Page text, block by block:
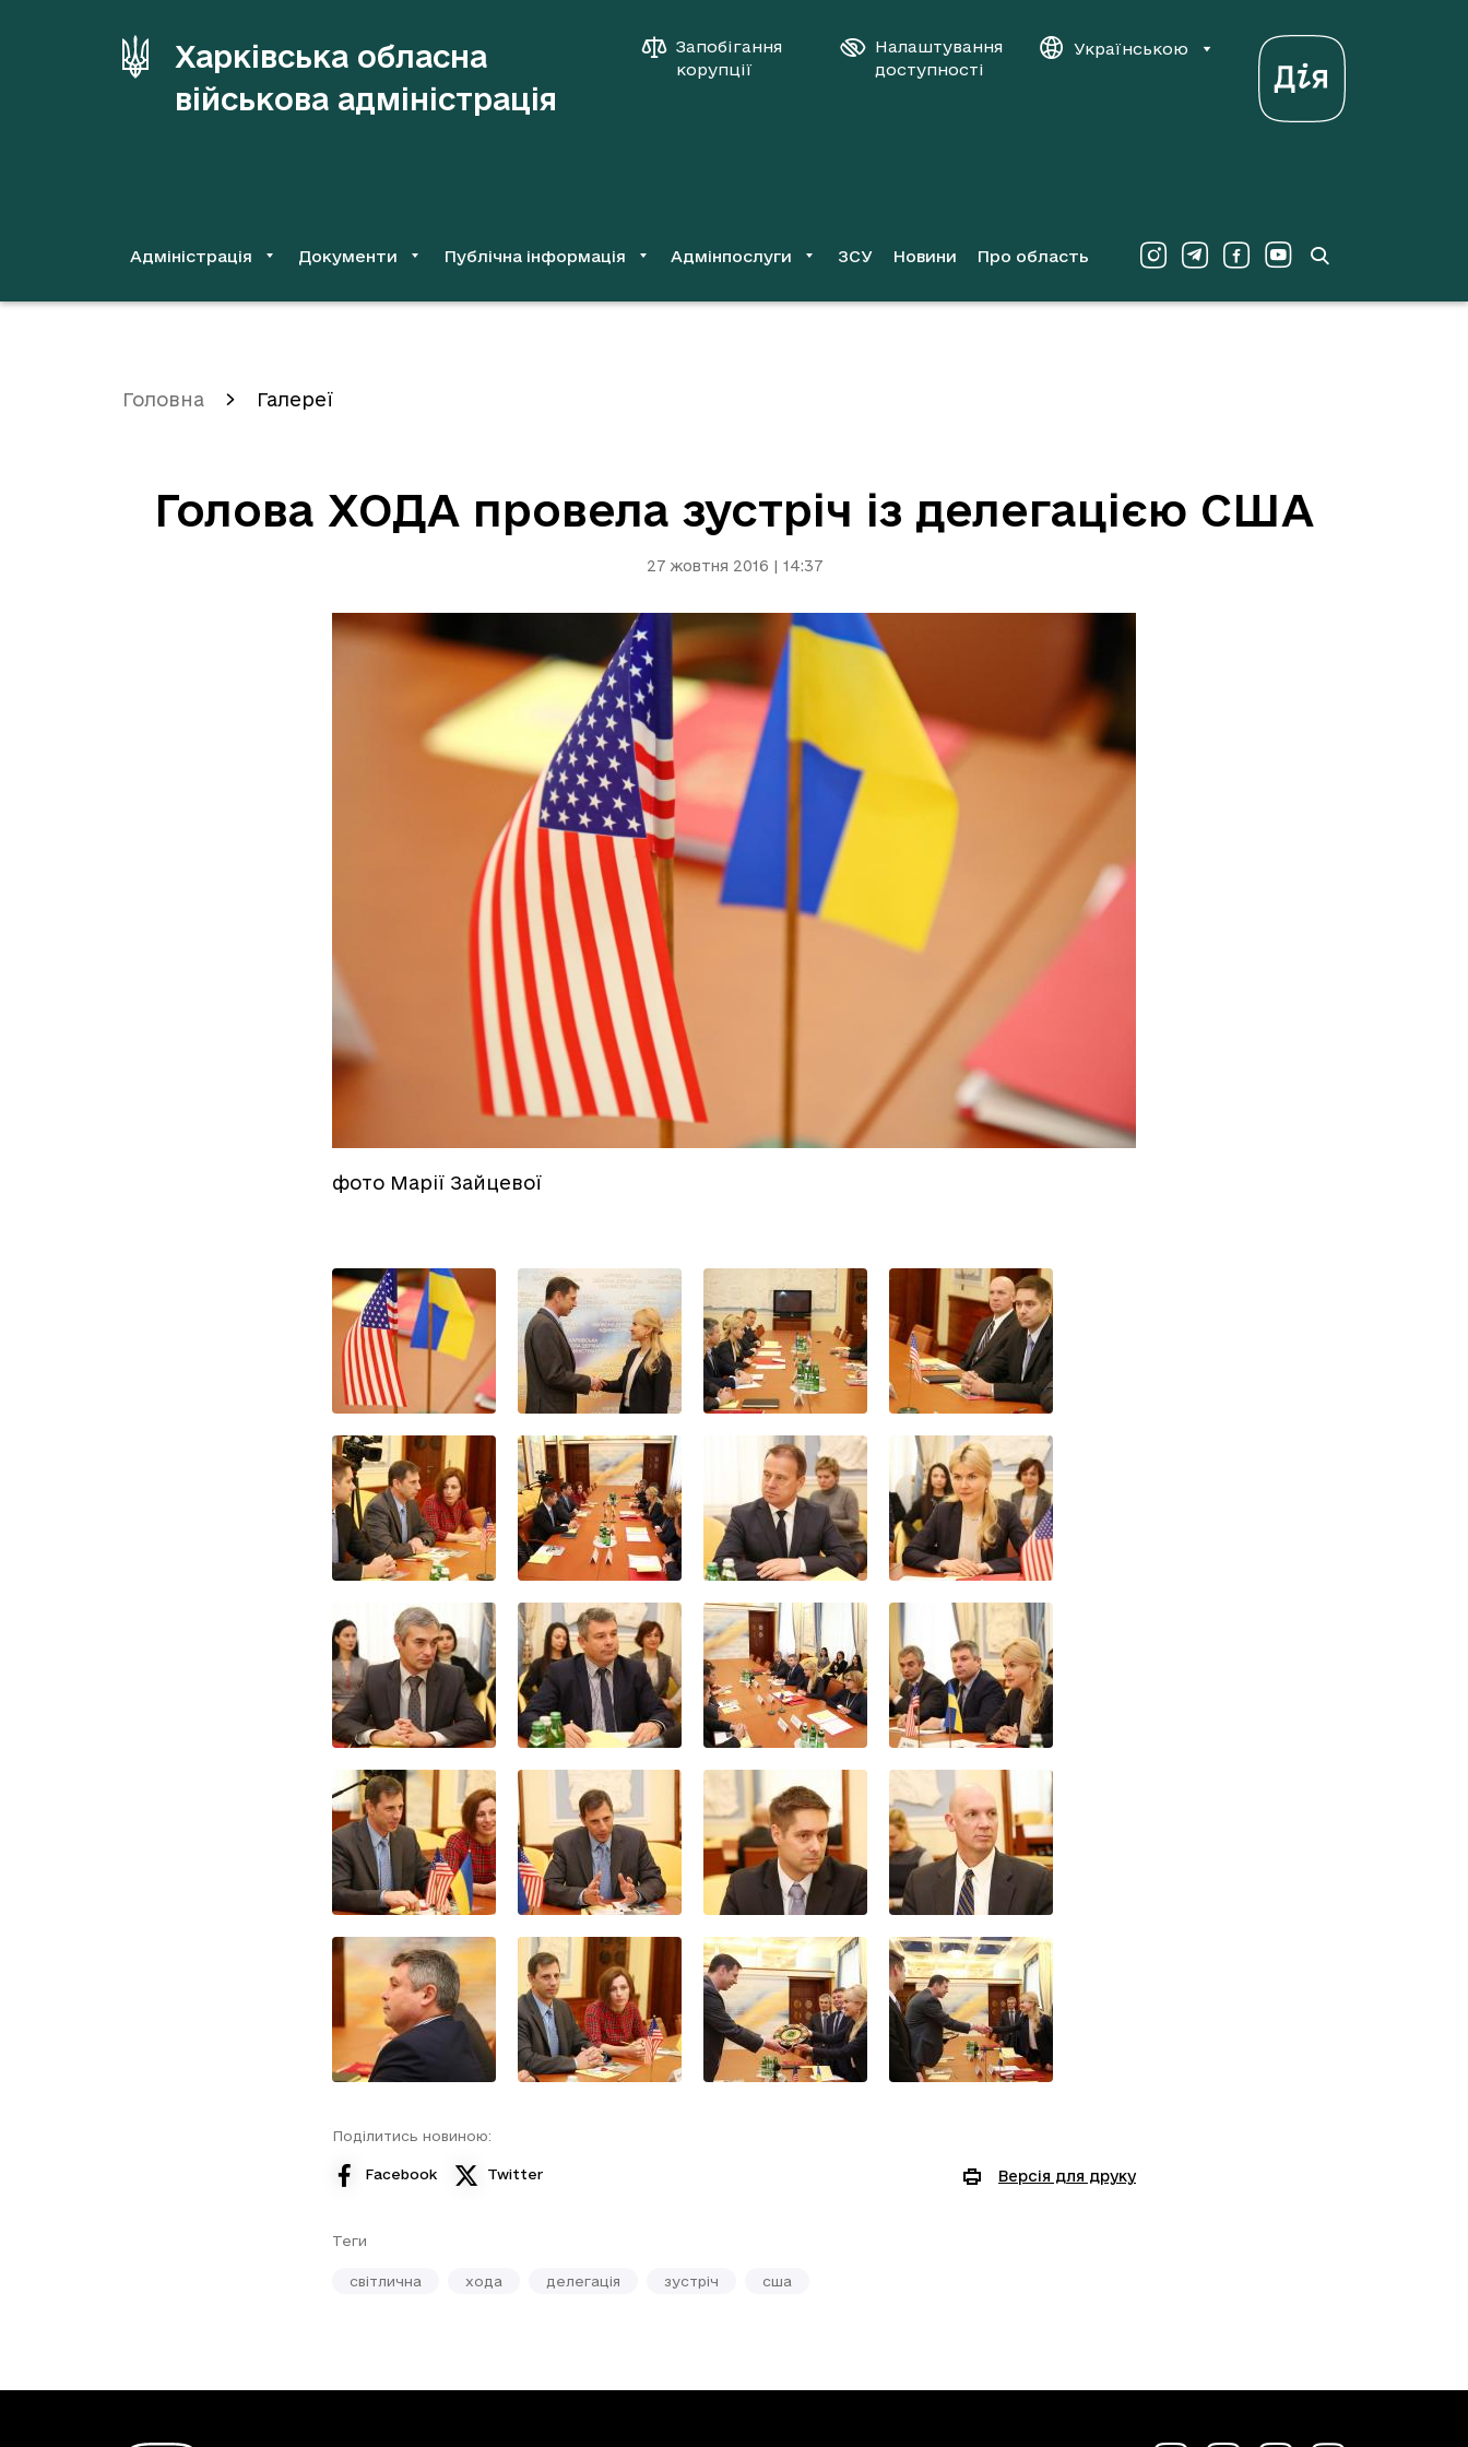
Харківська обласна
військова адміністрація
Запобігання
корупції
Налаштування
доступності
Українською
Адміністрація Документи Публічна інформація Адмінпослуги ЗСУ Новини Про область
Головна Галереї
Голова ХОДА провела зустріч із делегацією США
27 жовтня 2016 | 14:37
фото Марії Зайцевої
Поділитись новиною:
Facebook Twitter Версія для друку
Теги
світлична хода делегація зустріч сша